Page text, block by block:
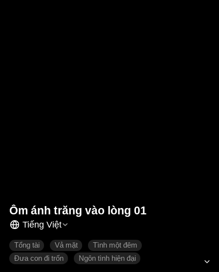
Ôm ánh trăng vào lòng 01
Tiếng Việt
Tổng tài Vả mặt
Tình một đêm
Đưa con đi trốn
Ngôn tình hiện đại